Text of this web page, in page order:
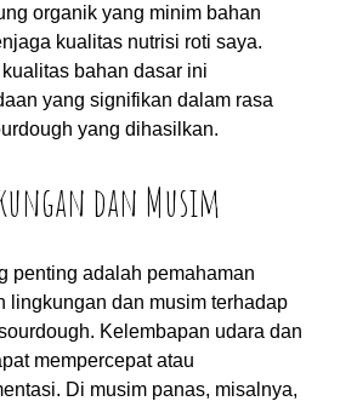
organik yang minim bahan
kualitas nutrisi roti saya.
bahan dasar ini
yang signifikan dalam rasa
yang dihasilkan.
dan Musim
penting adalah pemahaman
lingkungan dan musim terhadap
Kelembapan udara dan
mempercepat atau
Di musim panas, misalnya,